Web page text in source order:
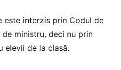
este interzis prin Codul de
ministru, deci nu prin
elevii de la clasă.